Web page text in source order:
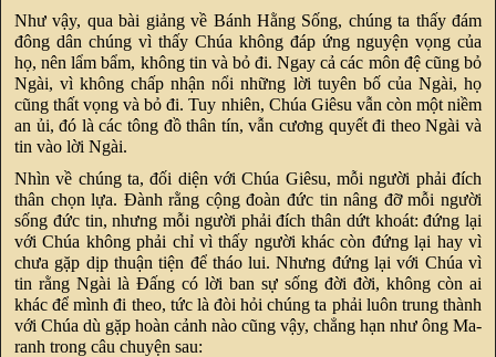
Như vậy, qua bài giảng về Bánh Hằng Sống, chúng ta thấy đám
đông dân chúng vì thấy Chúa không đáp ứng nguyện vọng của
họ, nên lẩm bẩm, không tin và bỏ đi. Ngay cả các môn đệ cũng bỏ
Ngài, vì không chấp nhận nổi những lời tuyên bố của Ngài, họ
cũng thất vọng và bỏ đi. Tuy nhiên, Chúa Giêsu vẫn còn một niềm
an ủi, đó là các tông đồ thân tín, vẫn cương quyết đi theo Ngài và
tin vào lời Ngài.
Nhìn về chúng ta, đối diện với Chúa Giêsu, mỗi người phải đích
thân chọn lựa. Đành rằng cộng đoàn đức tin nâng đỡ mỗi người
sống đức tin, nhưng mỗi người phải đích thân dứt khoát: đứng lại
với Chúa không phải chỉ vì thấy người khác còn đứng lại hay vì
chưa gặp dịp thuận tiện để tháo lui. Nhưng đứng lại với Chúa vì
tin rằng Ngài là Đấng có lời ban sự sống đời đời, không còn ai
khác để mình đi theo, tức là đòi hỏi chúng ta phải luôn trung thành
với Chúa dù gặp hoàn cảnh nào cũng vậy, chẳng hạn như ông Ma-
ranh trong câu chuyện sau: